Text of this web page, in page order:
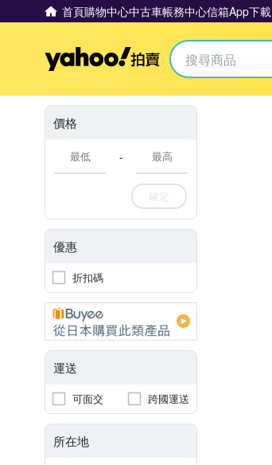
首頁購物中心中古車帳務中心信箱App下載
Yahoo拍賣
價格
-
確定
優惠
折扣碼
運送
可面交 跨國運送
所在地